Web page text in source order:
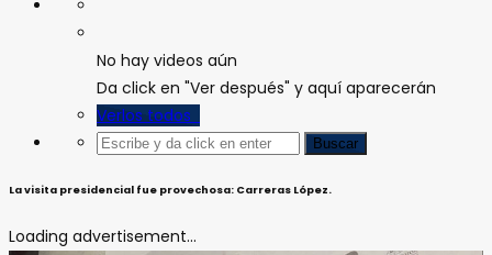
No hay videos aún
Da click en "Ver después" y aquí aparecerán
Verlos todos
La visita presidencial fue provechosa: Carreras López.
Loading advertisement...